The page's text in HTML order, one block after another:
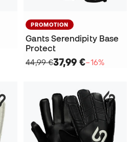
PROMOTION
Gants Serendipity Base
Protect
44,99 €37,99 €−16%